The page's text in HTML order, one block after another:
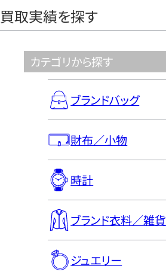
買取実績を探す
カテゴリから探す
ブランドバッグ
財布／小物
時計
ブランド衣料／雑貨
ジュエリー